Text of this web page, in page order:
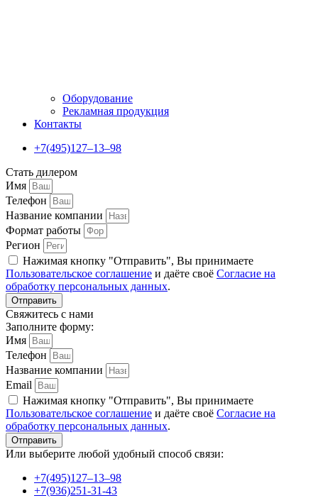
Оборудование
Рекламная продукция
Контакты
+7(495)127–13–98
Стать дилером
Имя
Телефон
Название компании
Формат работы
Регион
Нажимая кнопку "Отправить", Вы принимаете
Пользовательское соглашение и даёте своё Согласие на
обработку персональных данных.
Отправить
Свяжитесь с нами
Заполните форму:
Имя
Телефон
Название компании
Email
Нажимая кнопку "Отправить", Вы принимаете
Пользовательское соглашение и даёте своё Согласие на
обработку персональных данных.
Отправить
Или выберите любой удобный способ связи:
+7(495)127–13–98
+7(936)251‑31‑43